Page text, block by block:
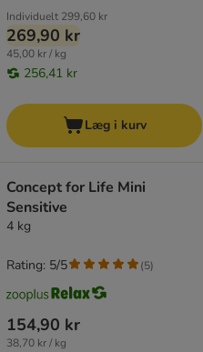
Individuelt 299,60 kr
269,90 kr
45,00 kr / kg
256,41 kr
Læg i kurv
Concept for Life Mini
Sensitive
4 kg
154,90 kr
38,70 kr / kg
Rating: 5/5 (5)